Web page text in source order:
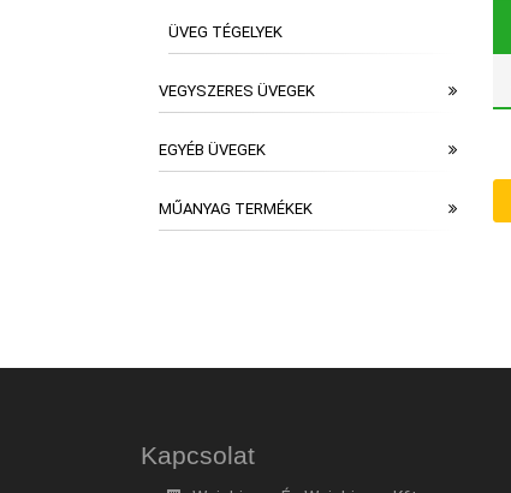
ÜVEG TÉGELYEK
VEGYSZERES ÜVEGEK
EGYÉB ÜVEGEK
MŰANYAG TERMÉKEK
Kapcsolat